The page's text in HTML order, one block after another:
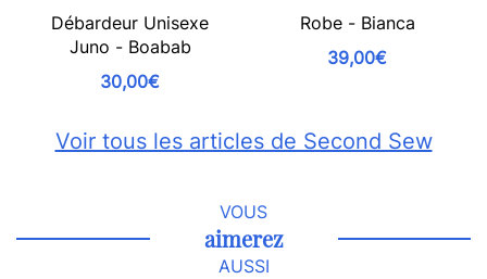
Débardeur Unisexe
Juno - Boabab
30,00€
Robe - Bianca
39,00€
Voir tous les articles de Second Sew
VOUS
aimerez
AUSSI